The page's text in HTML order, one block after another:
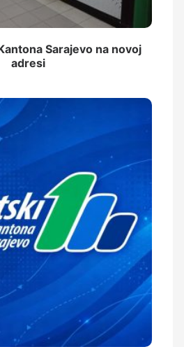
Sarajevo na novoj
adresi